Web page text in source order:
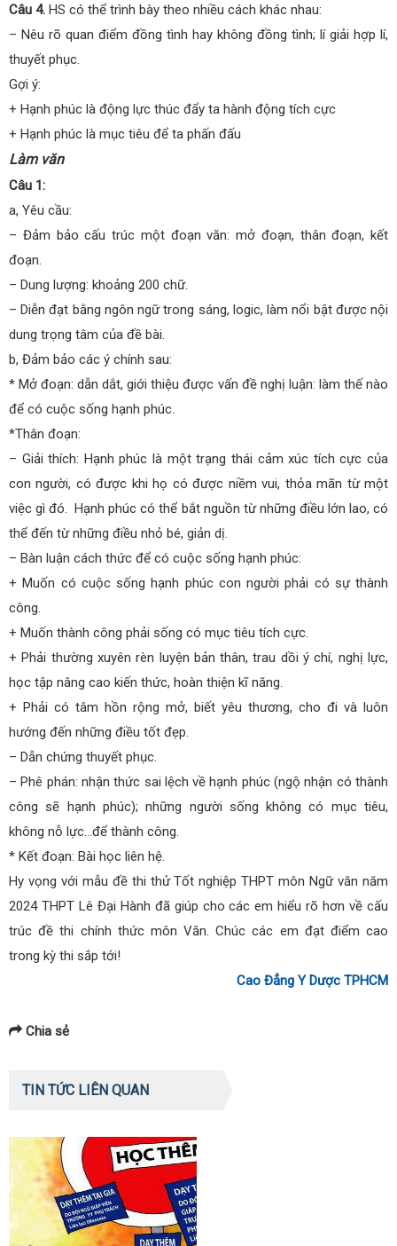
Câu 4. HS có thể trình bày theo nhiều cách khác nhau:
– Nêu rõ quan điểm đồng tình hay không đồng tình; lí giải hợp lí,
thuyết phục.
Gợi ý:
+ Hạnh phúc là động lực thúc đẩy ta hành động tích cực
+ Hạnh phúc là mục tiêu để ta phấn đấu
Làm văn
Câu 1:
a, Yêu cầu:
– Đảm bảo cấu trúc một đoạn văn: mở đoạn, thân đoạn, kết
đoạn.
– Dung lượng: khoảng 200 chữ.
– Diễn đạt bằng ngôn ngữ trong sáng, logic, làm nổi bật được nội
dung trọng tâm của đề bài.
b, Đảm bảo các ý chính sau:
* Mở đoạn: dẫn dắt, giới thiệu được vấn đề nghị luận: làm thế nào
để có cuộc sống hạnh phúc.
*Thân đoạn:
– Giải thích: Hạnh phúc là một trạng thái cảm xúc tích cực của
con người, có được khi họ có được niềm vui, thỏa mãn từ một
việc gì đó. Hạnh phúc có thể bắt nguồn từ những điều lớn lao, có
thể đến từ những điều nhỏ bé, giản dị.
– Bàn luận cách thức để có cuộc sống hạnh phúc:
+ Muốn có cuộc sống hạnh phúc con người phải có sự thành
công.
+ Muốn thành công phải sống có mục tiêu tích cực.
+ Phải thường xuyên rèn luyện bản thân, trau dồi ý chí, nghị lực,
học tập nâng cao kiến thức, hoàn thiện kĩ năng.
+ Phải có tâm hồn rộng mở, biết yêu thương, cho đi và luôn
hướng đến những điều tốt đẹp.
– Dẫn chứng thuyết phục.
– Phê phán: nhận thức sai lệch về hạnh phúc (ngộ nhận có thành
công sẽ hạnh phúc); những người sống không có mục tiêu,
không nỗ lực…để thành công.
* Kết đoạn: Bài học liên hệ.
Hy vọng với mẫu đề thi thử Tốt nghiệp THPT môn Ngữ văn năm
2024 THPT Lê Đại Hành đã giúp cho các em hiểu rõ hơn về cấu
trúc đề thi chính thức môn Văn. Chúc các em đạt điểm cao
trong kỳ thi sắp tới!
Cao Đẳng Y Dược TPHCM
Chia sẻ
TIN TỨC LIÊN QUAN